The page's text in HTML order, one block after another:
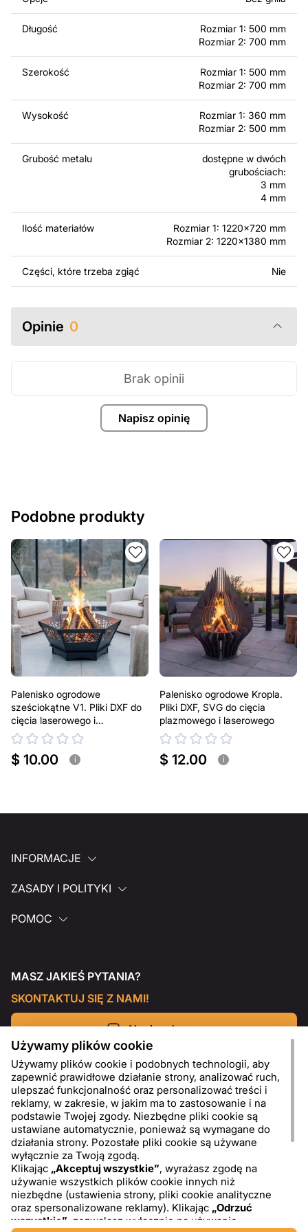
produktów zarówno do użytku osobistego, jak i
komercyjnego, w tym do sprzedaży produktów
wykonanych na podstawie tych projektów. Należy
oryginalnych bądź zmodyfikowanych plików jest
Za dodatkową opłatą możemy dostosować projekt
poprzez dodanie tekstu, obrazów lub logo Twojej firmy
albo wprowadzenie innych modyfikacji według Twoich
potrzeb. Jeśli potrzebujesz indywidualnego projektu
metalowego produktu, skontaktuj się z nami.
pomocy, skontaktuj się z nami w dowolnym momencie –
zawsze chętnie pomożemy.
Długość
Rozmiar 1: 500 mm
Rozmiar 2: 700 mm
Szerokość
Rozmiar 1: 500 mm
Rozmiar 2: 700 mm
Wysokość
Rozmiar 1: 360 mm
Rozmiar 2: 500 mm
Grubość metalu
dostępne w dwóch
grubościach:
3 mm
4 mm
Ilość materiałów
Rozmiar 1: 1220x720 mm
Rozmiar 2: 1220x1380 mm
Części, które trzeba zgiąć Nie
Opinie 0
Napisz opinię
Brak opinii
Podobne produkty
Palenisko ogrodowe
sześciokątne V1. Pliki DXF do
cięcia laserowego i
plazmowego
$ 10.00 i
Palenisko ogrodowe Kropla.
Pliki DXF, SVG do cięcia
plazmowego i laserowego
$ 12.00 i
INFORMACJE
ZASADY I POLITYKI
POMOC
MASZ JAKIEŚ PYTANIA?
SKONTAKTUJ SIĘ Z NAMI!
Napisz do nas
PL USD - US Dollar ($)
Używamy plików cookie
Używamy plików cookie i podobnych technologii, aby
zapewnić prawidłowe działanie strony, analizować ruch,
ulepszać funkcjonalność oraz personalizować treści i
reklamy, w zakresie, w jakim ma to zastosowanie i na
podstawie Twojej zgody. Niezbędne pliki cookie są
ustawiane automatycznie, ponieważ są wymagane do
działania strony. Pozostałe pliki cookie są używane
wyłącznie za Twoją zgodą.
Klikając „Akceptuj wszystkie”, wyrażasz zgodę na
używanie wszystkich plików cookie innych niż
niezbędne (ustawienia strony, pliki cookie analityczne
oraz spersonalizowane reklamy). Klikając „Odrzuć
wszystkie” , zezwalasz wyłącznie na używanie